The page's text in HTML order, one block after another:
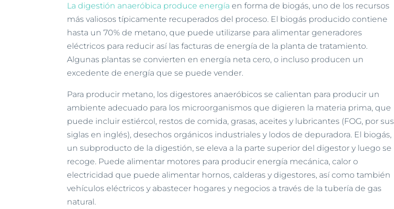
La digestión anaeróbica produce energía en forma de biogás, uno de los recursos
más valiosos típicamente recuperados del proceso. El biogás producido contiene
hasta un 70% de metano, que puede utilizarse para alimentar generadores
eléctricos para reducir así las facturas de energía de la planta de tratamiento.
Algunas plantas se convierten en energía neta cero, o incluso producen un
excedente de energía que se puede vender.
Para producir metano, los digestores anaeróbicos se calientan para producir un
ambiente adecuado para los microorganismos que digieren la materia prima, que
puede incluir estiércol, restos de comida, grasas, aceites y lubricantes (FOG, por sus
siglas en inglés), desechos orgánicos industriales y lodos de depuradora. El biogás,
un subproducto de la digestión, se eleva a la parte superior del digestor y luego se
recoge. Puede alimentar motores para producir energía mecánica, calor o
electricidad que puede alimentar hornos, calderas y digestores, así como también
vehículos eléctricos y abastecer hogares y negocios a través de la tubería de gas
natural.